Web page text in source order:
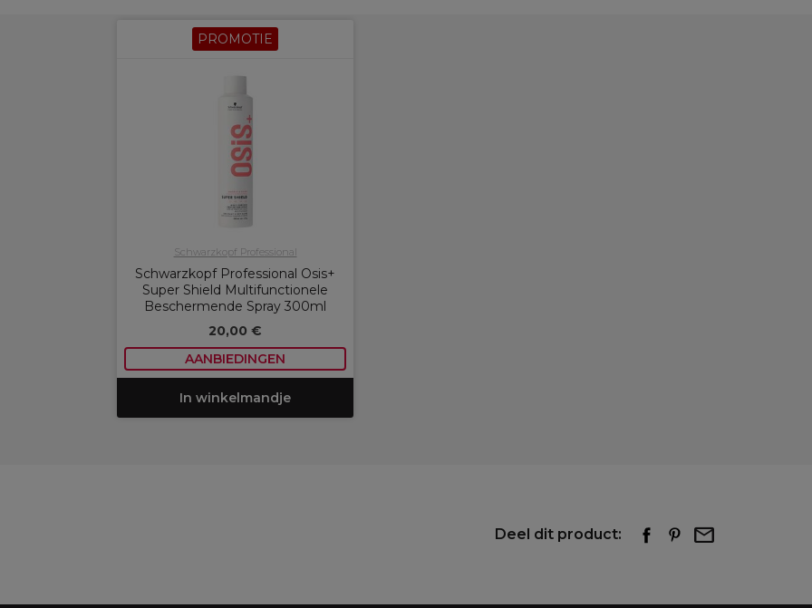
PROMOTIE
Schwarzkopf Professional
Schwarzkopf Professional Osis+
Super Shield Multifunctionele
Beschermende Spray 300ml
20,00 €
AANBIEDINGEN
In winkelmandje
Deel dit product: